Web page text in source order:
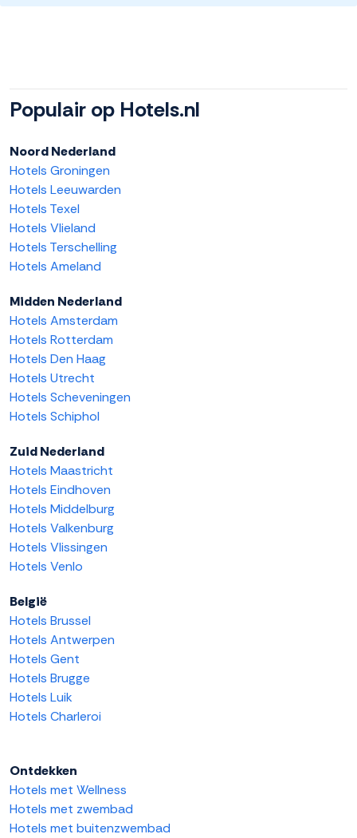
Populair op Hotels.nl
Noord Nederland
Hotels Groningen
Hotels Leeuwarden
Hotels Texel
Hotels Vlieland
Hotels Terschelling
Hotels Ameland
Midden Nederland
Hotels Amsterdam
Hotels Rotterdam
Hotels Den Haag
Hotels Utrecht
Hotels Scheveningen
Hotels Schiphol
Zuid Nederland
Hotels Maastricht
Hotels Eindhoven
Hotels Middelburg
Hotels Valkenburg
Hotels Vlissingen
Hotels Venlo
België
Hotels Brussel
Hotels Antwerpen
Hotels Gent
Hotels Brugge
Hotels Luik
Hotels Charleroi
Ontdekken
Hotels met Wellness
Hotels met zwembad
Hotels met buitenzwembad